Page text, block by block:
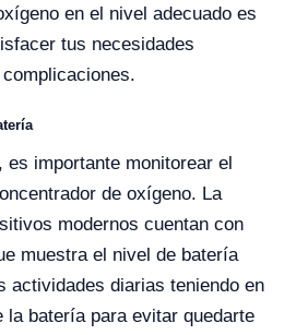
en el nivel adecuado es
tus necesidades
es importante monitorear el
de oxígeno. La
modernos cuentan con
muestra el nivel de batería
actividades diarias teniendo en
la batería para evitar quedarte